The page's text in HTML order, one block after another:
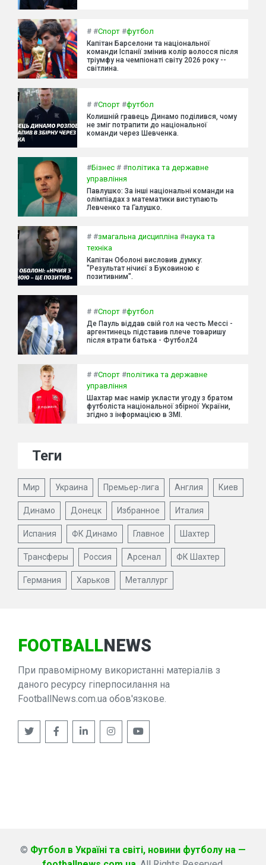
# #Спорт #футбол
Капітан Барселони та національної
команди Іспанії змінив колір волосся після
тріумфу на чемпіонаті світу 2026 року --
світлина.
# #Спорт #футбол
Колишній гравець Динамо поділився, чому
не зміг потрапити до національної
команди через Шевченка.
#Бізнес # #політика та державне
управління
Павлушко: За інші національні команди на
олімпіадах з математики виступають
Левченко та Галушко.
# #змагальна дисципліна #наука та
техніка
Капітан Оболоні висловив думку:
"Результат нічиєї з Буковиною є
позитивним".
# #Спорт #футбол
Де Пауль віддав свій гол на честь Мессі -
аргентинець підставив плече товаришу
після втрати батька - Футбол24
# #Спорт #політика та державне
управління
Шахтар має намір укласти угоду з братом
футболіста національної збірної України,
згідно з інформацією в ЗМІ.
Теги
Мир Украина Премьер-лига Англия Киев
Динамо Донецк Избранное Италия
Испания ФК Динамо Главное Шахтер
Трансферы Россия Арсенал ФК Шахтер
Германия Харьков Металлург
FOOTBALLNEWS
При правомірному використанні матеріалів з
даного ресурсу гіперпосилання на
FootballNews.com.ua обов'язкове.
© Футбол в Україні та світі, новини футболу на —